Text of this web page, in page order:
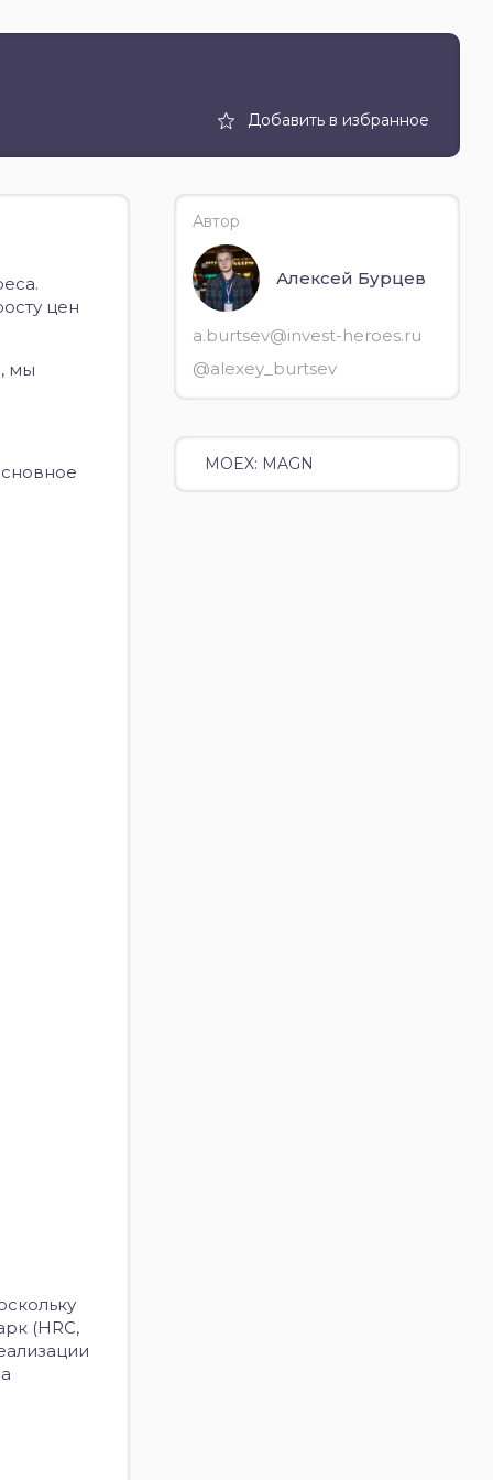
Добавить в избранное
цен
мы
(HRC,
Автор
Алексей Бурцев
a.burtsev@invest-heroes.ru
@alexey_burtsev
MOEX: MAGN